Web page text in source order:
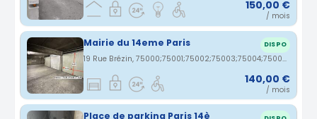
150,00 €
/ mois
Mairie du 14eme Paris DISPO
19 Rue Brézin, 75000;75001;75002;75003;75004;75005;75006;75007;75008;75009;75010;75011;75012;75013;75014;75015;75016;75017;75018;75019;75020;75116 Paris, France · 2.2 km
140,00 €
/ mois
Place de parking Paris 14è